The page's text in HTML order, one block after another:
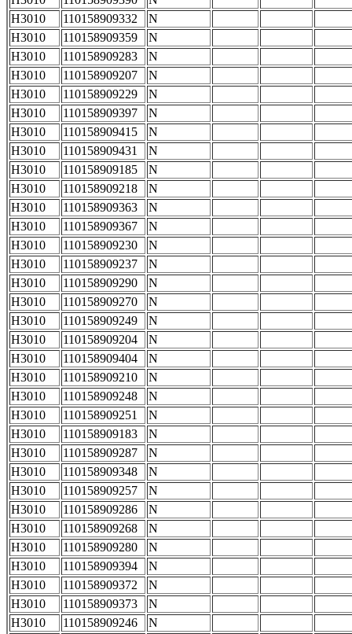
H3010
110158909332
N
H3010
110158909359
N
H3010
110158909283
N
H3010
110158909207
N
H3010
110158909229
N
H3010
110158909397
N
H3010
110158909415
N
H3010
110158909431
N
H3010
110158909185
N
H3010
110158909218
N
H3010
110158909363
N
H3010
110158909367
N
H3010
110158909230
N
H3010
110158909237
N
H3010
110158909290
N
H3010
110158909270
N
H3010
110158909249
N
H3010
110158909204
N
H3010
110158909404
N
H3010
110158909210
N
H3010
110158909248
N
H3010
110158909251
N
H3010
110158909183
N
H3010
110158909287
N
H3010
110158909348
N
H3010
110158909257
N
H3010
110158909286
N
H3010
110158909268
N
H3010
110158909280
N
H3010
110158909394
N
H3010
110158909372
N
H3010
110158909373
N
H3010
110158909246
N